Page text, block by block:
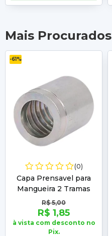
Mais Procurados
-61%
(0)
Capa Prensavel para
Mangueira 2 Tramas
Importada 3/8"
R$ 5,00
R$ 1,85
à vista com desconto no
Pix.